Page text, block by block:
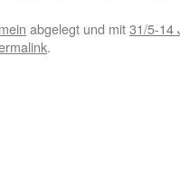
abgelegt und mit31/5-14
.